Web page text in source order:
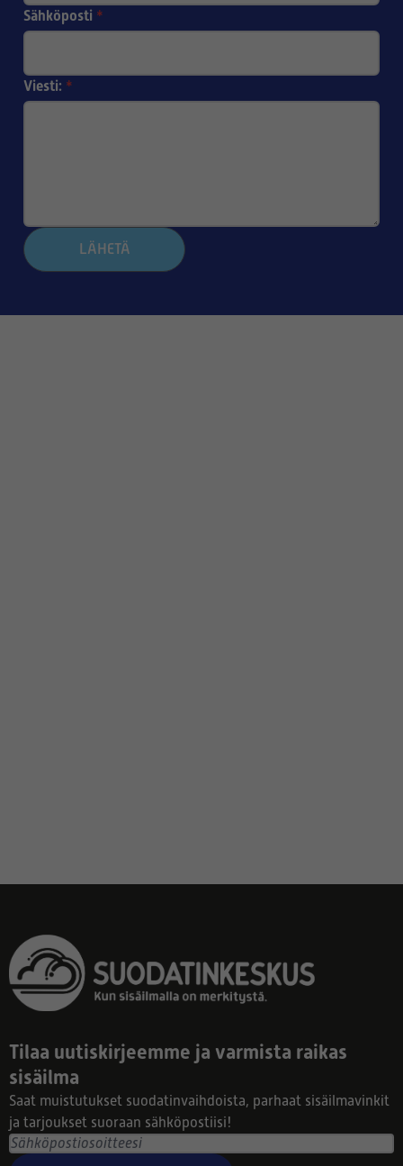
Sähköposti *
Viesti: *
LÄHETÄ
Tilaa uutiskirjeemme ja varmista raikas
sisäilma
Saat muistutukset suodatinvaihdoista, parhaat sisäilmavinkit
ja tarjoukset suoraan sähköpostiisi!